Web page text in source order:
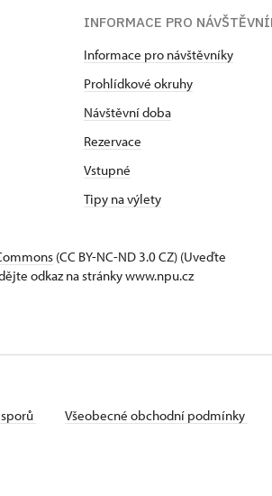
INFORMACE PRO
Informace pro návštěvníky
Prohlídkové okruhy
Návštěvní doba
Rezervace
Vstupné
Tipy na výlety
(CC BY-NC-ND 3.0 CZ) (Uveďte
odkaz na stránky www.npu.cz
Všeobecné obchodní podmínky